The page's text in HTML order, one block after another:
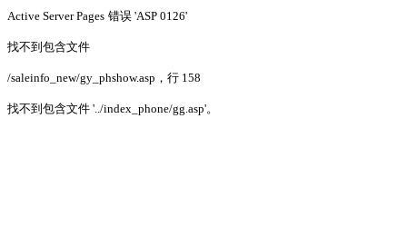
Active Server Pages 错误 'ASP 0126'
找不到包含文件
/saleinfo_new/gy_phshow.asp ，行 158
找不到包含文件 '../index_phone/gg.asp'。